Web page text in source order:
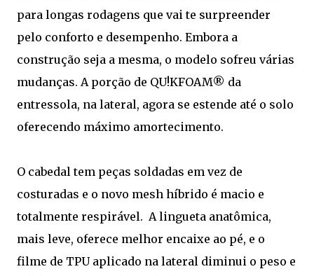
para longas rodagens que vai te surpreender
pelo conforto e desempenho. Embora a
construção seja a mesma, o modelo sofreu várias
mudanças. A porção de QU!KFOAM® da
entressola, na lateral, agora se estende até o solo
oferecendo máximo amortecimento.
O cabedal tem peças soldadas em vez de
costuradas e o novo mesh híbrido é macio e
totalmente respirável. A lingueta anatômica,
mais leve, oferece melhor encaixe ao pé, e o
filme de TPU aplicado na lateral diminui o peso e